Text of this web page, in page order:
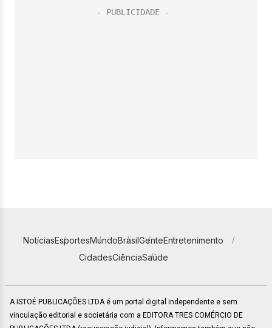
NotíciasEsportesMundoBrasilGenteEntretenimento
CidadesCiênciaSaúde
A ISTOÉ PUBLICAÇÕES LTDA é um portal digital independente e sem
vinculação editorial e societária com a EDITORA TRES COMÉRCIO DE